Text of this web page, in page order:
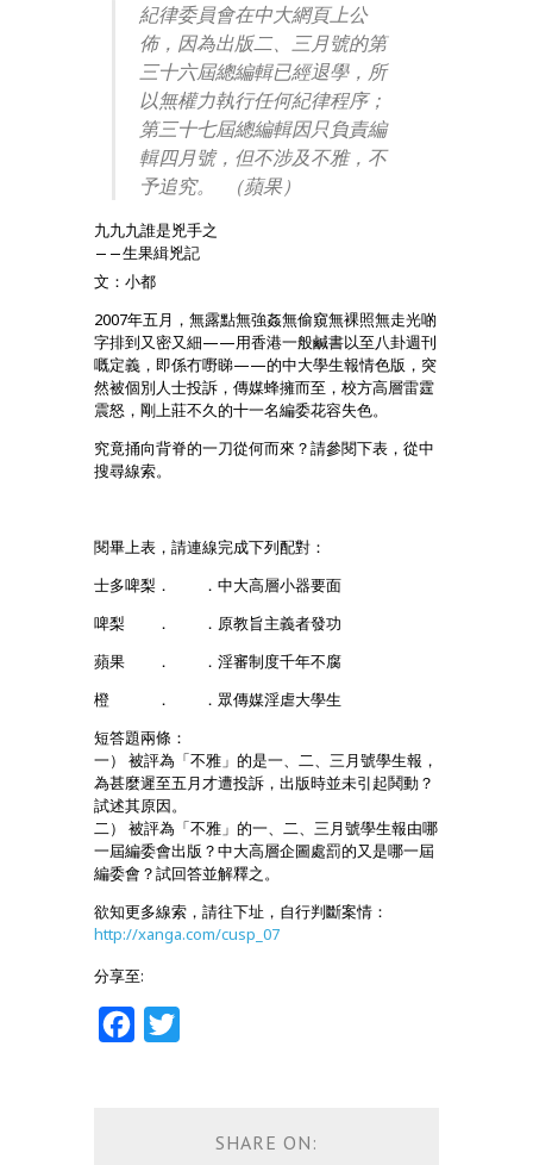
紀律委員會在中大網頁上公
佈，因為出版二、三月號的第
三十六屆總編輯已經退學，所
以無權力執行任何紀律程序；
第三十七屆總編輯因只負責編
輯四月號，但不涉及不雅，不
予追究。 （蘋果）
九九九誰是兇手之
——生果緝兇記
文：小都
2007年五月，無露點無強姦無偷窺無裸照無走光啲
字排到又密又細——用香港一般鹹書以至八卦週刊
嘅定義，即係冇嘢睇——的中大學生報情色版，突
然被個別人士投訴，傳媒蜂擁而至，校方高層雷霆
震怒，剛上莊不久的十一名編委花容失色。
究竟捅向背脊的一刀從何而來？請參閱下表，從中
搜尋線索。
閱畢上表，請連線完成下列配對：
士多啤梨． ．中大高層小器要面
啤梨 ． ．原教旨主義者發功
蘋果 ． ．淫審制度千年不腐
橙 ． ．眾傳媒淫虐大學生
短答題兩條：
一） 被評為「不雅」的是一、二、三月號學生報，
為甚麼遲至五月才遭投訴，出版時並未引起鬨動？
試述其原因。
二） 被評為「不雅」的一、二、三月號學生報由哪
一屆編委會出版？中大高層企圖處罰的又是哪一屆
編委會？試回答並解釋之。
欲知更多線索，請往下址，自行判斷案情：
http://xanga.com/cusp_07
分享至:
Facebook
SHARE ON: